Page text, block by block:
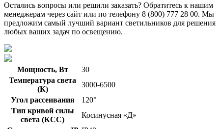
Остались вопросы или решили заказать? Обратитесь к нашим
менеджерам через сайт или по телефону 8 (800) 777 28 00. Мы
предложим самый лучший вариант светильников для решения
любых ваших задач по освещению.
Мощность, Вт
30
Температура света
(К)
3000-6500
Угол рассеивания
120°
Тип кривой силы
света (КСС)
Косинусная «Д»